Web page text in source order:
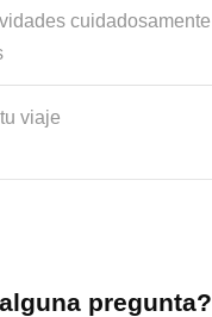
cuidadosamente
viaje
pregunta?